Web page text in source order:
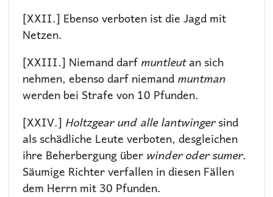
[XXII.] Ebenso verboten ist die Jagd mit
Netzen.
[XXIII.] Niemand darf muntleutan sich
nehmen, ebenso darf niemand muntman
werden bei Strafe von 10 Pfunden.
[XXIV.] Holtzgear und alle lantwingersind
als schädliche Leute verboten, desgleichen
ihre Beherbergung über winder oder sumer.
Säumige Richter verfallen in diesen Fällen
dem Herrn mit 30 Pfunden.